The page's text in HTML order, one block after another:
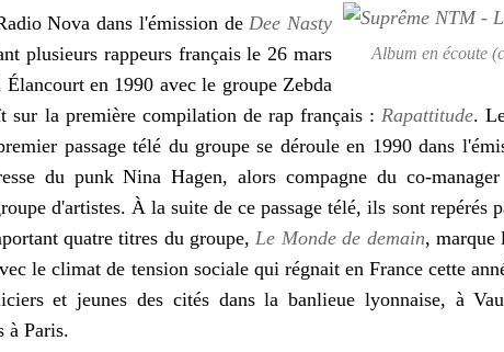
Album en écoute
Nova dans l'émission deDee Nasty
plusieurs rappeurs français le 26 mars
en 1990 avec le groupe Zebda
sur la première compilation de rap français : Rapattitude.
passage télé du groupe se déroule en 1990 dans
du punk Nina Hagen, alors compagne du co-
d'artistes. À la suite de ce passage télé, ils sont repérés
quatre titres du groupe,Le Monde de demain, marque
le climat de tension sociale qui régnait en France cette
et jeunes des cités dans la banlieue lyonnaise, à
à Paris.